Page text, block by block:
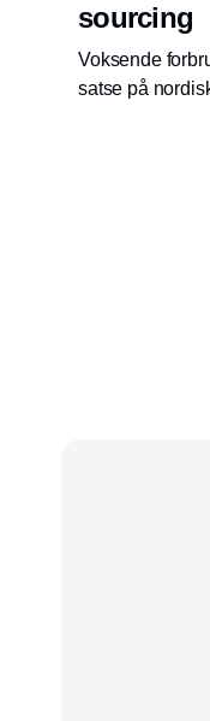
sourcing
Voksende
satse på